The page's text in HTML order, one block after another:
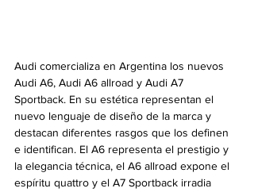
Audi comercializa en Argentina los nuevos
Audi A6, Audi A6 allroad y Audi A7
Sportback. En su estética representan el
nuevo lenguaje de diseño de la marca y
destacan diferentes rasgos que los definen
e identifican. El A6 representa el prestigio y
la elegancia técnica, el A6 allroad expone el
espíritu quattro y el A7 Sportback irradia